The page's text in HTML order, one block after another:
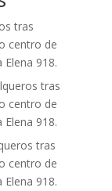
tras
centro de
918.
tras
centro de
918.
tras
centro de
918.